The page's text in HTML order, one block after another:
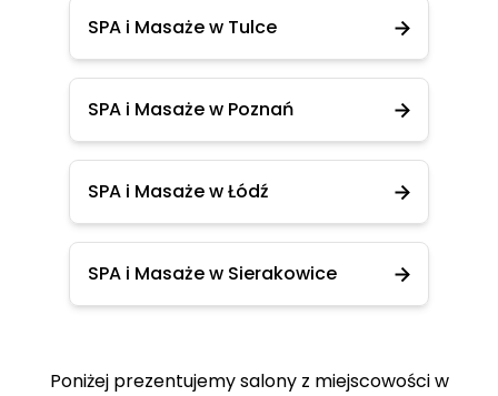
SPA i Masaże w Tulce
SPA i Masaże w Poznań
SPA i Masaże w Łódź
SPA i Masaże w Sierakowice
Poniżej prezentujemy salony z miejscowości w